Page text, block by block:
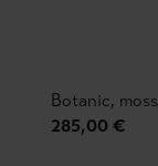
Botanic, moss
285,00 €